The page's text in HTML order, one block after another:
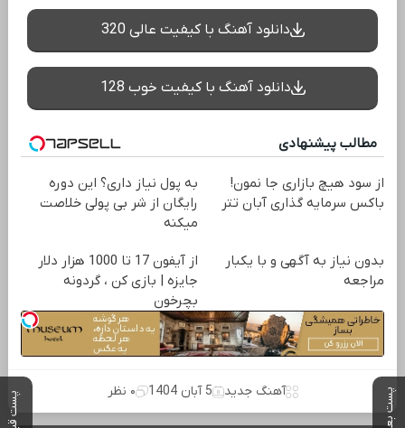
پست بعدی پست قبلی
دانلود آهنگ با کیفیت عالی 320
دانلود آهنگ با کیفیت خوب 128
مطالب پیشنهادی
از سود هیچ بازاری جا نمون!
باکس سرمایه گذاری آبان تتر
به پول نیاز داری؟ این دوره
رایگان از شر بی پولی خلاصت
میکنه
بدون نیاز به آگهی و با یکبار
مراجعه
از آیفون 17 تا 1000 هزار دلار
جایزه | بازی کن ، گردونه
بچرخون
آهنگ جدید 5 آبان 1404 ۰ نظر